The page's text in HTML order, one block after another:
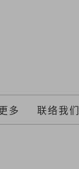
多 联络我们